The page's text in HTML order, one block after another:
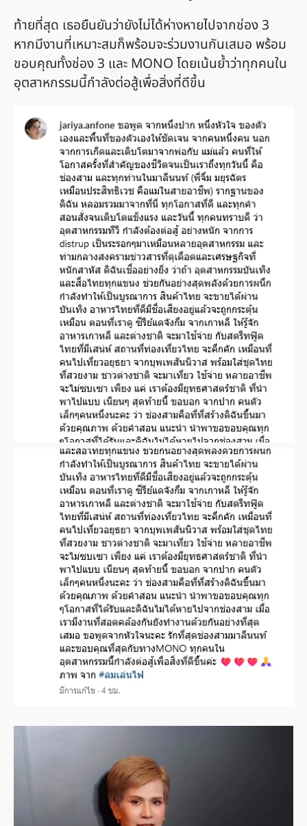
ท้ายที่สุด เธอยืนยันว่ายังไม่ได้ห่างหายไปจากช่อง 3
หากมีงานที่เหมาะสมก็พร้อมจะร่วมงานกันเสมอ พร้อม
ขอบคุณทั้งช่อง 3 และ MONO โดยเน้นย้ำว่าทุกคนใน
อุตสาหกรรมนี้กำลังต่อสู้เพื่อสิ่งที่ดีขึ้น